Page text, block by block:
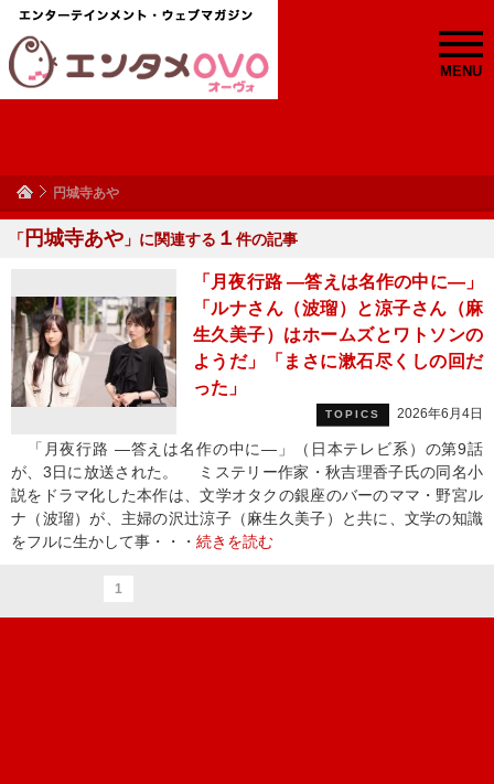
MENU
円城寺あや
「 円城寺あや 」に関連する １ 件の記事
「月夜行路 ―答えは名作の中に―」
「ルナさん（波瑠）と涼子さん（麻
生久美子）はホームズとワトソンの
ようだ」「まさに漱石尽くしの回だ
った」
TOPICS 2026年6月4日
「月夜行路 ―答えは名作の中に―」（日本テレビ系）の第9話
が、3日に放送された。 ミステリー作家・秋吉理香子氏の同名小
説をドラマ化した本作は、文学オタクの銀座のバーのママ・野宮ル
ナ（波瑠）が、主婦の沢辻涼子（麻生久美子）と共に、文学の知識
をフルに生かして事・・・ 続きを読む
1